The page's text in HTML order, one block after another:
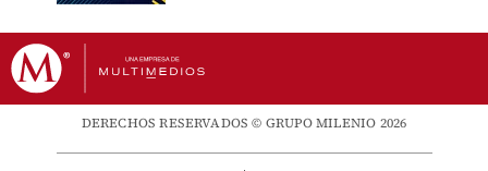
DERECHOS RESERVADOS © GRUPO MILENIO 2026